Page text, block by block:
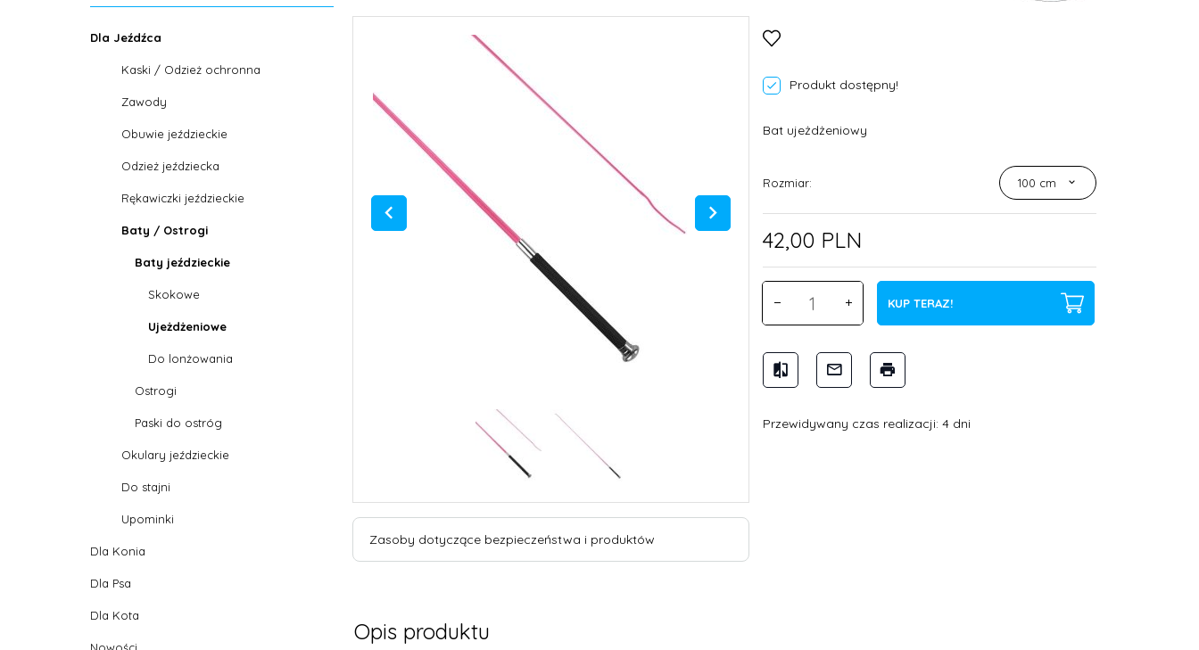
Dla Jeźdźca
Kaski / Odzież ochronna
Zawody
Obuwie jeździeckie
Odzież jeździecka
Rękawiczki jeździeckie
Baty / Ostrogi
Baty jeździeckie
Skokowe
Ujeżdżeniowe
Do lonżowania
Ostrogi
Paski do ostróg
Okulary jeździeckie
Do stajni
Upominki
Dla Konia
Dla Psa
Dla Kota
Zasoby dotyczące bezpieczeństwa i produktów
Produkt dostępny!
Bat ujeżdżeniowy
Rozmiar: 100 cm
42,00 PLN
KUP TERAZ!
Przewidywany czas realizacji: 4 dni
Opis produktu